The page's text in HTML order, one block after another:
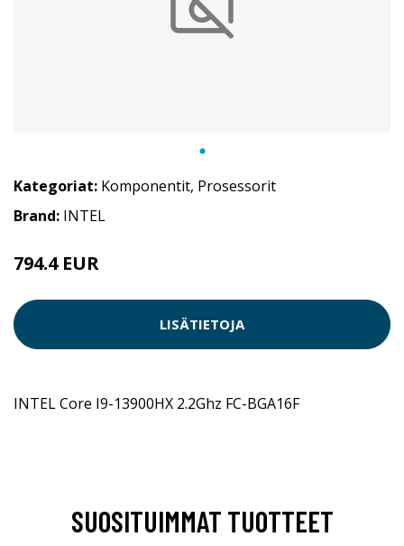
Kategoriat: Komponentit, Prosessorit
Brand: INTEL
794.4 EUR
LISÄTIETOJA
INTEL Core I9-13900HX 2.2Ghz FC-BGA16F
SUOSITUIMMAT TUOTTEET